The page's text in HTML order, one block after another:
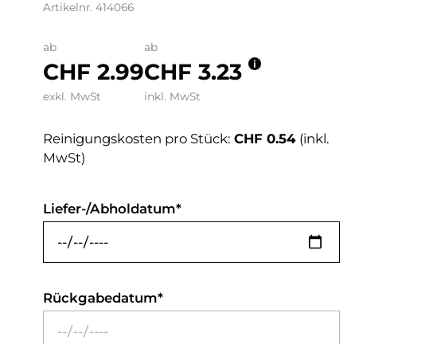
Artikelnr. 414066
ab
CHF 2.99
exkl. MwSt
ab
CHF 3.23
inkl. MwSt
Reinigungskosten pro Stück: CHF 0.54(inkl.
MwSt)
Liefer-/Abholdatum
Rückgabedatum